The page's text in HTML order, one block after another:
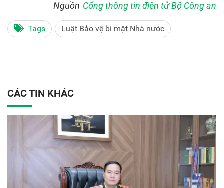
Nguồn Cổng thông tin điện tử Bộ Công an
Tags Luật Bảo vệ bí mật Nhà nước
CÁC TIN KHÁC